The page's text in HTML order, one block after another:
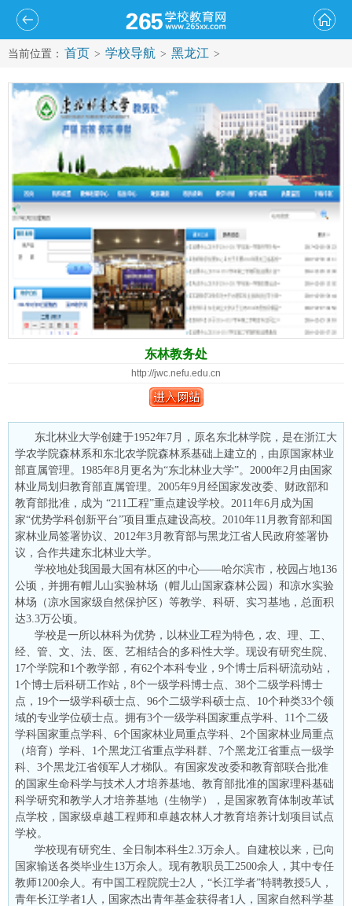
当前位置： 首页 > 学校导航 > 黑龙江 >
东林教务处
http://jwc.nefu.edu.cn
东北林业大学创建于1952年7月，原名东北林学院，是在浙江大
学农学院森林系和东北农学院森林系基础上建立的，由原国家林业
部直属管理。1985年8月更名为“东北林业大学”。2000年2月由国家
林业局划归教育部直属管理。2005年9月经国家发改委、财政部和
教育部批准，成为 “211工程”重点建设学校。2011年6月成为国
家“优势学科创新平台”项目重点建设高校。2010年11月教育部和国
家林业局签署协议、2012年3月教育部与黑龙江省人民政府签署协
议，合作共建东北林业大学。
学校地处我国最大国有林区的中心——哈尔滨市，校园占地136
公顷，并拥有帽儿山实验林场（帽儿山国家森林公园）和凉水实验
林场（凉水国家级自然保护区）等教学、科研、实习基地，总面积
达3.3万公顷。
学校是一所以林科为优势，以林业工程为特色，农、理、工、
经、管、文、法、医、艺相结合的多科性大学。现设有研究生院、
17个学院和1个教学部，有62个本科专业，9个博士后科研流动站，
1个博士后科研工作站，8个一级学科博士点、38个二级学科博士
点，19个一级学科硕士点、96个二级学科硕士点、10个种类33个领
域的专业学位硕士点。拥有3个一级学科国家重点学科、11个二级
学科国家重点学科、6个国家林业局重点学科、2个国家林业局重点
（培育）学科、1个黑龙江省重点学科群、7个黑龙江省重点一级学
科、3个黑龙江省领军人才梯队。有国家发改委和教育部联合批准
的国家生命科学与技术人才培养基地、教育部批准的国家理科基础
科学研究和教学人才培养基地（生物学），是国家教育体制改革试
点学校，国家级卓越工程师和卓越农林人才教育培养计划项目试点
学校。
学校现有研究生、全日制本科生2.3万余人。自建校以来，已向
国家输送各类毕业生13万余人。现有教职员工2500余人，其中专任
教师1200余人。有中国工程院院士2人，“长江学者”特聘教授5人，
青年长江学者1人，国家杰出青年基金获得者1人，国家自然科学基